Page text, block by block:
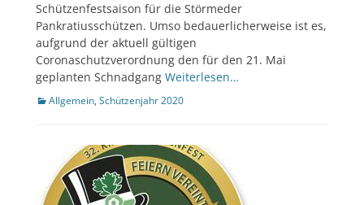
Schützenfestsaison für die Störmeder
Pankratiusschützen. Umso bedauerlicherweise ist es,
aufgrund der aktuell gültigen
Coronaschutzverordnung den für den 21. Mai
geplanten Schnadgang Weiterlesen…
Kategorien
Allgemein, Schützenjahr 2020